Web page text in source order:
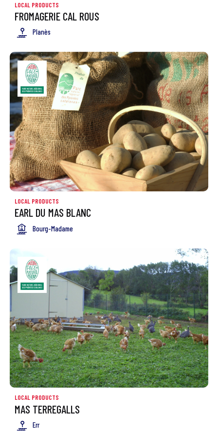
LOCAL PRODUCTS
FROMAGERIE CAL ROUS
Planès
LOCAL PRODUCTS
EARL DU MAS BLANC
Bourg-Madame
LOCAL PRODUCTS
MAS TERREGALLS
Err